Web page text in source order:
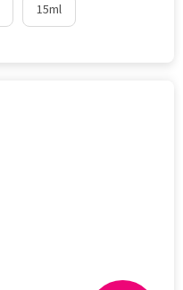
15ml